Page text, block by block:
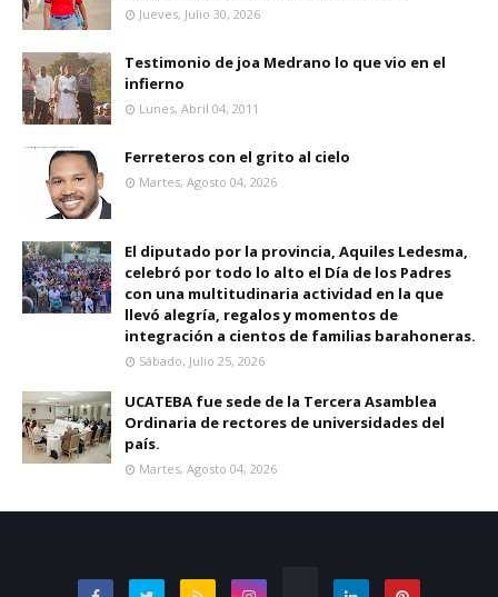
Jueves, Julio 30, 2026
Testimonio de joa Medrano lo que vio en el
infierno
Lunes, Abril 04, 2011
Ferreteros con el grito al cielo
Martes, Agosto 04, 2026
El diputado por la provincia, Aquiles Ledesma,
celebró por todo lo alto el Día de los Padres
con una multitudinaria actividad en la que
llevó alegría, regalos y momentos de
integración a cientos de familias barahoneras.
Sábado, Julio 25, 2026
UCATEBA fue sede de la Tercera Asamblea
Ordinaria de rectores de universidades del
país.
Martes, Agosto 04, 2026